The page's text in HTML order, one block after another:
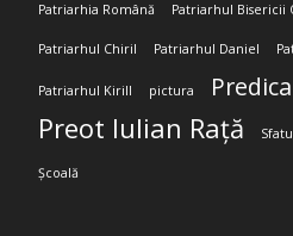
Patriarhia Română Patriarhul Bisericii
Patriarhul Chiril Patriarhul Daniel
Patriarhul Kirill pictura Predica
Preot Iulian Rață
Școală